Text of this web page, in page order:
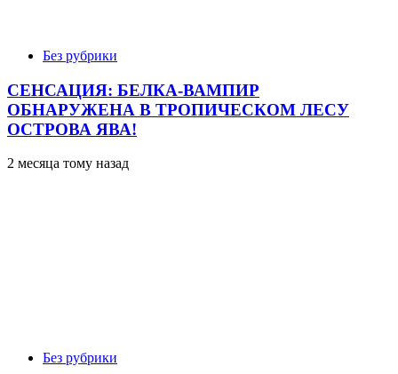
Без рубрики
СЕНСАЦИЯ: БЕЛКА-ВАМПИР
ОБНАРУЖЕНА В ТРОПИЧЕСКОМ ЛЕСУ
ОСТРОВА ЯВА!
2 месяца тому назад
Без рубрики